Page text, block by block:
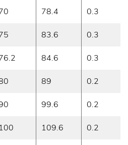
78.4 0.3
83.6 0.3
84.6 0.3
89 0.2
99.6 0.2
100 109.6 0.2